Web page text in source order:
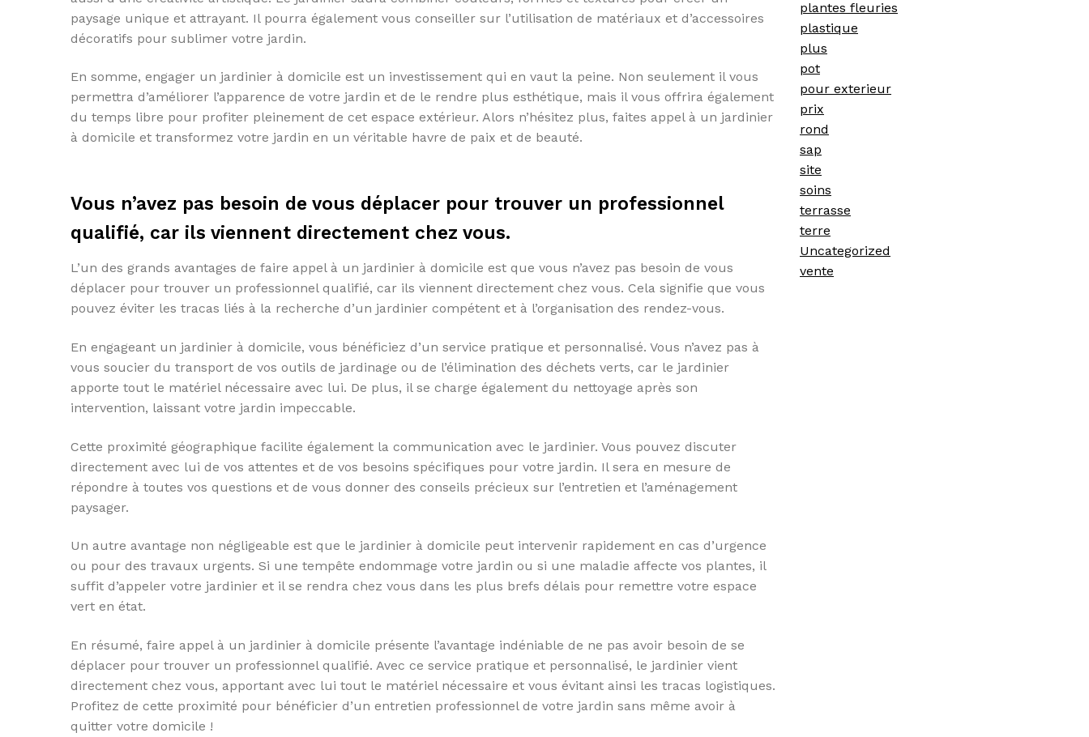
paysage unique et attrayant. Il pourra également vous conseiller sur l’utilisation de matériaux et d’accessoires
décoratifs pour sublimer votre jardin.
En somme, engager un jardinier à domicile est un investissement qui en vaut la peine. Non seulement il vous
permettra d’améliorer l’apparence de votre jardin et de le rendre plus esthétique, mais il vous offrira également
du temps libre pour profiter pleinement de cet espace extérieur. Alors n’hésitez plus, faites appel à un jardinier
à domicile et transformez votre jardin en un véritable havre de paix et de beauté.
Vous n’avez pas besoin de vous déplacer pour trouver un professionnel
qualifié, car ils viennent directement chez vous.
L’un des grands avantages de faire appel à un jardinier à domicile est que vous n’avez pas besoin de vous
déplacer pour trouver un professionnel qualifié, car ils viennent directement chez vous. Cela signifie que vous
pouvez éviter les tracas liés à la recherche d’un jardinier compétent et à l’organisation des rendez-vous.
En engageant un jardinier à domicile, vous bénéficiez d’un service pratique et personnalisé. Vous n’avez pas à
vous soucier du transport de vos outils de jardinage ou de l’élimination des déchets verts, car le jardinier
apporte tout le matériel nécessaire avec lui. De plus, il se charge également du nettoyage après son
intervention, laissant votre jardin impeccable.
Cette proximité géographique facilite également la communication avec le jardinier. Vous pouvez discuter
directement avec lui de vos attentes et de vos besoins spécifiques pour votre jardin. Il sera en mesure de
répondre à toutes vos questions et de vous donner des conseils précieux sur l’entretien et l’aménagement
paysager.
Un autre avantage non négligeable est que le jardinier à domicile peut intervenir rapidement en cas d’urgence
ou pour des travaux urgents. Si une tempête endommage votre jardin ou si une maladie affecte vos plantes, il
suffit d’appeler votre jardinier et il se rendra chez vous dans les plus brefs délais pour remettre votre espace
vert en état.
En résumé, faire appel à un jardinier à domicile présente l’avantage indéniable de ne pas avoir besoin de se
déplacer pour trouver un professionnel qualifié. Avec ce service pratique et personnalisé, le jardinier vient
directement chez vous, apportant avec lui tout le matériel nécessaire et vous évitant ainsi les tracas logistiques.
Profitez de cette proximité pour bénéficier d’un entretien professionnel de votre jardin sans même avoir à
quitter votre domicile !
plantes fleuries
plastique
plus
pot
pour exterieur
prix
rond
sap
site
soins
terrasse
terre
Uncategorized
vente